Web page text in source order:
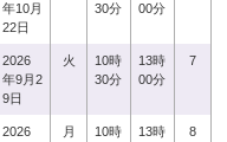
年10月
22日
30分
00分
2026
年9月2
9日
火
10時
30分
13時
00分
7
2026
月
10時
13時
8